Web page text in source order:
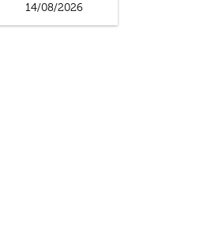
14/08/2026